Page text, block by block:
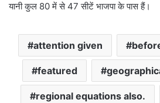
यानी कुल 80 में से 47 सीटें भाजपा के पास हैं।
attention given
featured
regional equations also.